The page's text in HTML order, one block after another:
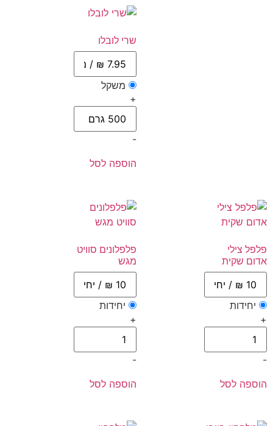
שרי לובלו
משקל
+
-
הוספה לסל
פלפל צילי
אדום שקית
יחידות
+
-
הוספה לסל
פלפלונים סוויט
מגש
יחידות
+
-
הוספה לסל